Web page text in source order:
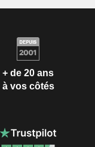
+ de 20 ans
à vos côtés